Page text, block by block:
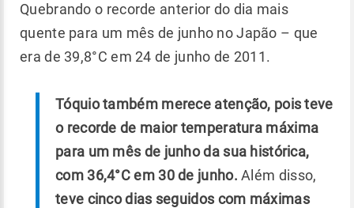
Quebrando o recorde anterior do dia mais
quente para um mês de junho no Japão – que
era de 39,8°C em 24 de junho de 2011.
Tóquio também merece atenção, pois teve
o recorde de maior temperatura máxima
para um mês de junho da sua histórica,
com 36,4°C em 30 de junho. Além disso,
teve cinco dias seguidos com máximas